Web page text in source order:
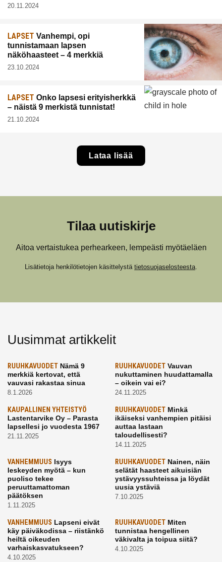
20.11.2024
LAPSET Vanhempi, opi
tunnistamaan lapsen
näköhaasteet – 4 merkkiä
23.10.2024
LAPSET Onko lapsesi erityisherkkä
– näistä 9 merkistä tunnistat!
21.10.2024
Lataa lisää
Tilaa uutiskirje
Aitoa vertaistukea perhearkeen, lempeästi myötäeläen
Lisätietoja henkilötietojen käsittelystä tietosuojaselosteesta.
Uusimmat artikkelit
RUUHKAVUODET Nämä 9
merkkiä kertovat, että
vauvasi rakastaa sinua
8.1.2026
RUUHKAVUODETVauvan
nukuttaminen huudattamalla
– oikein vai ei?
24.11.2025
KAUPALLINEN YHTEISTYÖ
Lastentarvike Oy – Parasta
lapsellesi jo vuodesta 1967
21.11.2025
RUUHKAVUODETMinkä
ikäiseksi vanhempien pitäisi
auttaa lastaan
taloudellisesti?
14.11.2025
VANHEMMUUS Isyys
leskeyden myötä – kun
puoliso tekee
peruuttamattoman
päätöksen
1.11.2025
RUUHKAVUODETNainen, näin
selätät haasteet aikuisiän
ystävyyssuhteissa ja löydät
uusia ystäviä
7.10.2025
VANHEMMUUS Lapseni eivät
käy päiväkodissa – riistänkö
heiltä oikeuden
varhaiskasvatukseen?
4.10.2025
RUUHKAVUODETMiten
tunnistaa hengellinen
väkivalta ja toipua siitä?
4.10.2025